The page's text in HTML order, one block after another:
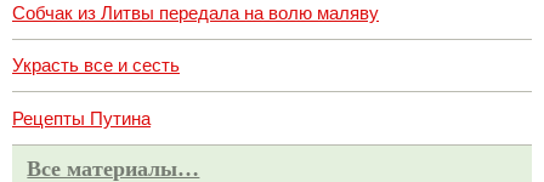
Собчак из Литвы передала на волю маляву
Украсть все и сесть
Рецепты Путина
Все материалы…